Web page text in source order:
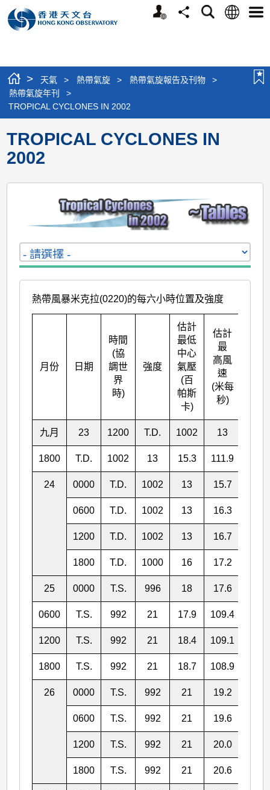
個
分
搜
語
選
> 天氣 > 熱帶氣旋 > 熱帶氣旋報告及刊物
>
熱帶氣旋年刊
>
TROPICAL CYCLONES IN 2002
TROPICAL CYCLONES IN
2002
熱帶風暴米克拉(0220)的每六小時位置及強度
月份 日期
時間
(協
調世
界
時)
強度
估計
最低
中心
氣壓
(百
帕斯
卡)
估計
最
高風
速
(米每
秒)
九月 23 1200 T.D. 1002 13
1800 T.D. 1002 13 15.3 111.9
24 0000 T.D. 1002 13 15.7
0600 T.D. 1002 13 16.3
1200 T.D. 1002 13 16.7
1800 T.D. 1000 16 17.2
25 0000 T.S. 996 18 17.6
0600 T.S. 992 21 17.9 109.4
1200 T.S. 992 21 18.4 109.1
1800 T.S. 992 21 18.7 108.9
26 0000 T.S. 992 21 19.2
0600 T.S. 992 21 19.6
1200 T.S. 992 21 20.0
1800 T.S. 992 21 20.6